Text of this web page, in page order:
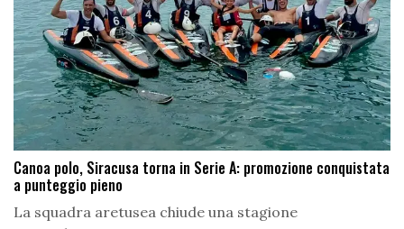
Canoa polo, Siracusa torna in Serie A: promozione conquistata
a punteggio pieno
La squadra aretusea chiude una stagione